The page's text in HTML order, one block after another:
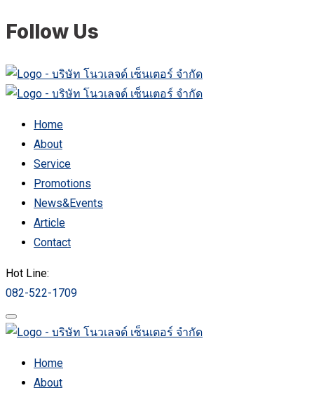
Follow Us
Home
About
Service
Promotions
News&Events
Article
Contact
Hot Line:
082-522-1709
Home
About